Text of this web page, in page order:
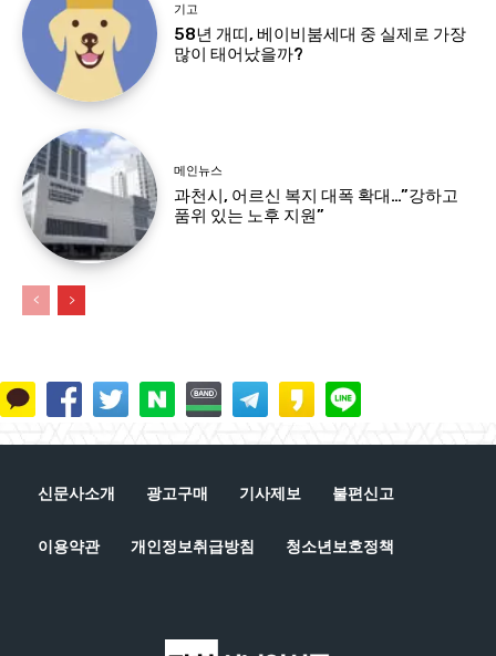
기고
58년 개띠, 베이비붐세대 중 실제로 가장
많이 태어났을까?
메인뉴스
과천시, 어르신 복지 대폭 확대…”강하고
품위 있는 노후 지원”
신문사소개 광고구매 기사제보 불편신고
이용약관 개인정보취급방침 청소년보호정책